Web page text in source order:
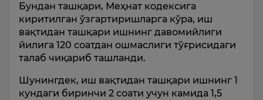
Бундан ташқари, Меҳнат кодексига
киритилган ўзгартиришларга кўра, иш
вақтидан ташқари ишнинг давомийлиги
йилига 120 соатдан ошмаслиги тўғрисидаги
талаб чиқариб ташланди.
Шунингдек, иш вақтидан ташқари ишнинг 1
кундаги биринчи 2 соати учун камида 1,5